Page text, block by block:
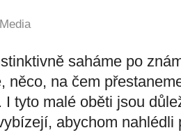
saháme po
něco, na čem
I tyto malé oběti jsou
abychom nahlédli